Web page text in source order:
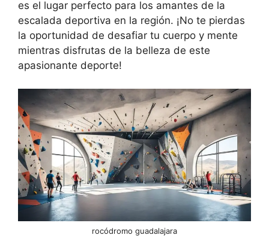
es el lugar perfecto para los amantes de la
escalada deportiva en la región. ¡No te pierdas
la oportunidad de desafiar tu cuerpo y mente
mientras disfrutas de la belleza de este
apasionante deporte!
rocódromo guadalajara